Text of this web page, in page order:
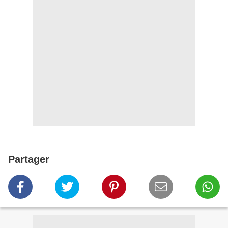
Partager